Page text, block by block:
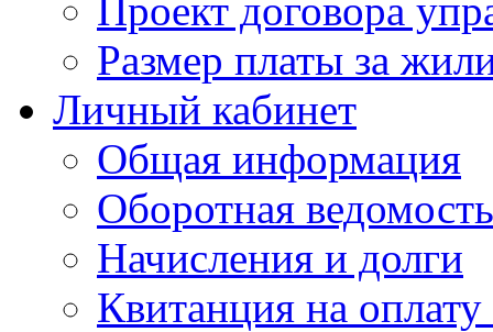
Проект договора
Размер платы за
Личный кабинет
Общая информация
Оборотная ведомость
Начисления и долги
Квитанция на